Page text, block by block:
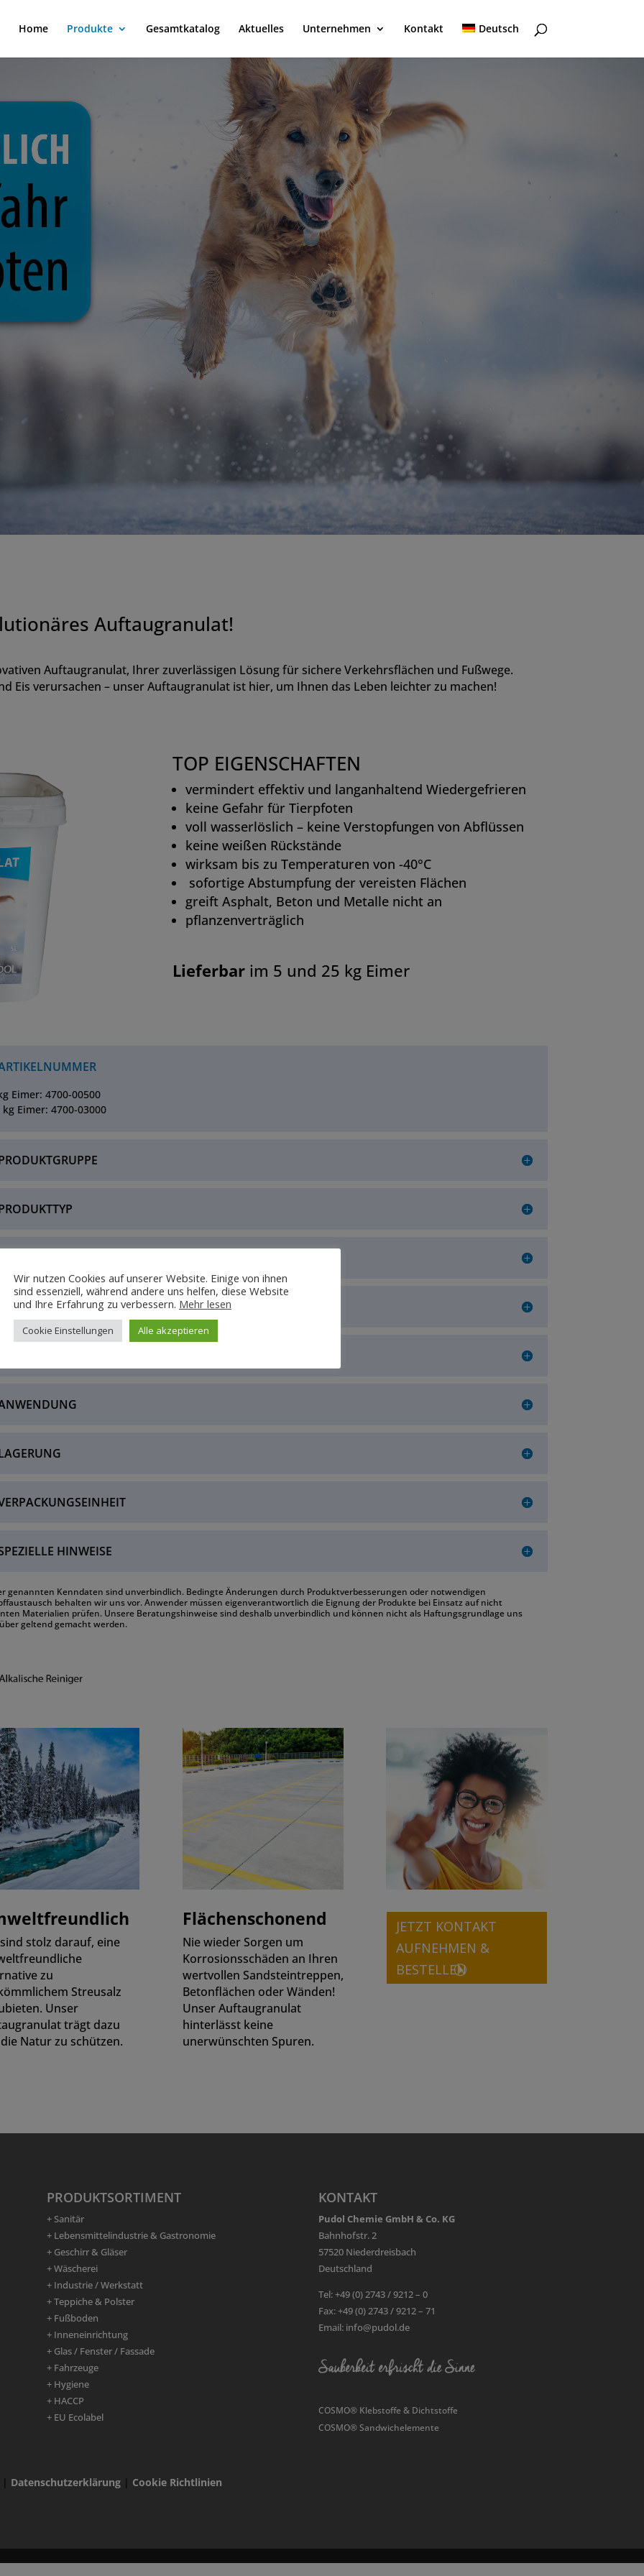
Home Produkte Gesamtkatalog Aktuelles Unternehmen Kontakt Deutsch
Auftaugranulat!
Auftaugranulat, Ihrer zuverlässigen Lösung für sichere Verkehrsflächen und Fußwege.
Eis verursachen – unser Auftaugranulat ist hier, um Ihnen das Leben leichter zu machen!
TOP EIGENSCHAFTEN
vermindert effektiv und langanhaltend Wiedergefrieren
keine Gefahr für Tierpfoten
voll wasserlöslich – keine Verstopfungen von Abflüssen
keine weißen Rückstände
wirksam bis zu Temperaturen von -40°C
sofortige Abstumpfung der vereisten Flächen
greift Asphalt, Beton und Metalle nicht an
pflanzenverträglich
Lieferbar im 5 und 25 kg Eimer
Eimer: 4700-00500
kg Eimer: 4700-03000
EIGENSCHAFTEN
HINWEISE
genannten Kenndaten sind unverbindlich. Bedingte Änderungen durch Produktverbesserungen oder notwendigen
behalten wir uns vor. Anwender müssen eigenverantwortlich die Eignung der Produkte bei Einsatz auf nicht
Materialien prüfen. Unsere Beratungshinweise sind deshalb unverbindlich und können nicht als Haftungsgrundlage uns
geltend gemacht werden.
stolz darauf, eine
zu
Streusalz
Unser
trägt dazu
Natur zu schützen.
Flächenschonend
Nie wieder Sorgen um
Korrosionsschäden an Ihren
wertvollen Sandsteintreppen,
Betonflächen oder Wänden!
Unser Auftaugranulat
hinterlässt keine
unerwünschten Spuren.
JETZT KONTAKT
AUFNEHMEN &
BESTELLEN
PRODUKTSORTIMENT
+ Sanitär
+ Lebensmittelindustrie & Gastronomie
+ Geschirr & Gläser
+ Wäscherei
+ Industrie / Werkstatt
+ Teppiche & Polster
+ Fußboden
+ Inneneinrichtung
+ Glas / Fenster / Fassade
+ Fahrzeuge
+ Hygiene
+ HACCP
+ EU Ecolabel
KONTAKT
Pudol Chemie GmbH & Co. KG
Bahnhofstr. 2
57520 Niederdreisbach
Deutschland
Tel: +49 (0) 2743 / 9212 – 0
Fax: +49 (0) 2743 / 9212 – 71
Email: info@pudol.de
COSMO® Klebstoffe & Dichtstoffe
COSMO® Sandwichelemente
| Datenschutzerklärung | Cookie Richtlinien
Wir nutzen Cookies auf unserer Website. Einige von ihnen
sind essenziell, während andere uns helfen, diese Website
und Ihre Erfahrung zu verbessern. Mehr lesen
Cookie Einstellungen Alle akzeptieren